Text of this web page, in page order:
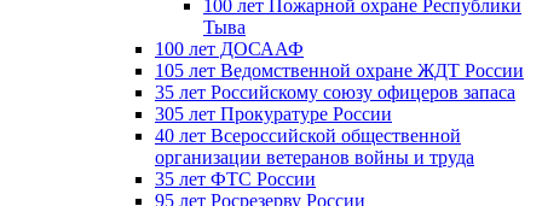
100 лет Пожарной охране Республики
Тыва
100 лет ДОСААФ
105 лет Ведомственной охране ЖДТ России
35 лет Российскому союзу офицеров запаса
305 лет Прокуратуре России
40 лет Всероссийской общественной
организации ветеранов войны и труда
35 лет ФТС России
95 лет Росрезерву России